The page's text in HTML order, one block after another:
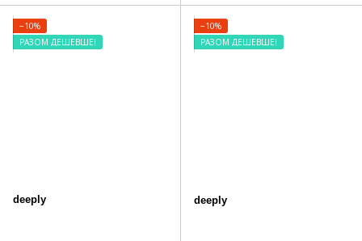
−10%
РАЗОМ ДЕШЕВШЕ!
deeply
−10%
РАЗОМ ДЕШЕВШЕ!
deeply